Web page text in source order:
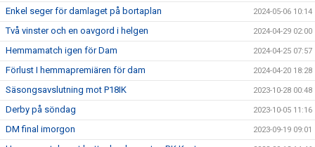
Enkel seger för damlaget på bortaplan 2024-05-06 10:14
Två vinster och en oavgord i helgen 2024-04-29 02:00
Hemmamatch igen för Dam 2024-04-25 07:57
Förlust I hemmapremiären för dam 2024-04-20 18:28
Säsongsavslutning mot P18IK 2023-10-28 00:48
Derby på söndag 2023-10-05 11:16
DM final imorgon 2023-09-19 09:01